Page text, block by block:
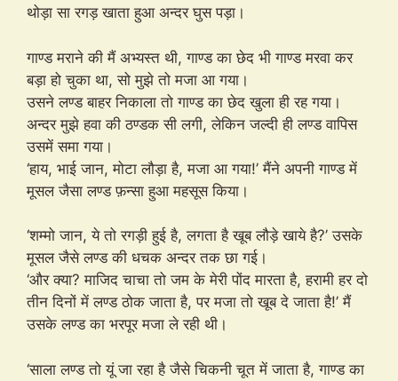
थोड़ा सा रगड़ खाता हुआ अन्दर घुस पड़ा।
गाण्ड मराने की मैं अभ्यस्त थी, गाण्ड का छेद भी गाण्ड मरवा कर
बड़ा हो चुका था, सो मुझे तो मजा आ गया।
उसने लण्ड बाहर निकाला तो गाण्ड का छेद खुला ही रह गया।
अन्दर मुझे हवा की ठण्डक सी लगी, लेकिन जल्दी ही लण्ड वापिस
उसमें समा गया।
‘हाय, भाई जान, मोटा लौड़ा है, मजा आ गया!’ मैंने अपनी गाण्ड में
मूसल जैसा लण्ड फ़न्सा हुआ महसूस किया।
‘शम्मो जान, ये तो रगड़ी हुई है, लगता है खूब लौड़े खाये है?’ उसके
मूसल जैसे लण्ड की धचक अन्दर तक छा गई।
‘और क्या? माजिद चाचा तो जम के मेरी पोंद मारता है, हरामी हर दो
तीन दिनों में लण्ड ठोक जाता है, पर मजा तो खूब दे जाता है!’ मैं
उसके लण्ड का भरपूर मजा ले रही थी।
‘साला लण्ड तो यूं जा रहा है जैसे चिकनी चूत में जाता है, गाण्ड का